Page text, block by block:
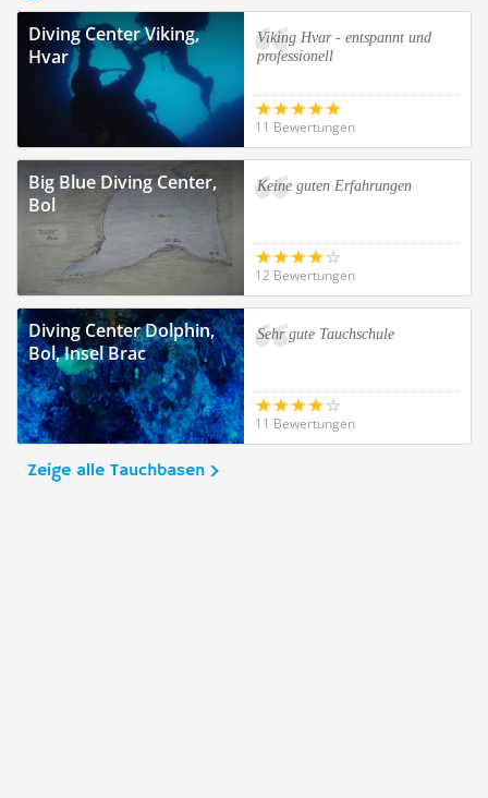
Diving Center Viking,
Hvar
Viking Hvar - entspannt und
professionell
11 Bewertungen
Big Blue Diving Center,
Bol
Keine guten Erfahrungen
12 Bewertungen
Diving Center Dolphin,
Bol, Insel Brac
Sehr gute Tauchschule
11 Bewertungen
Zeige alle Tauchbasen